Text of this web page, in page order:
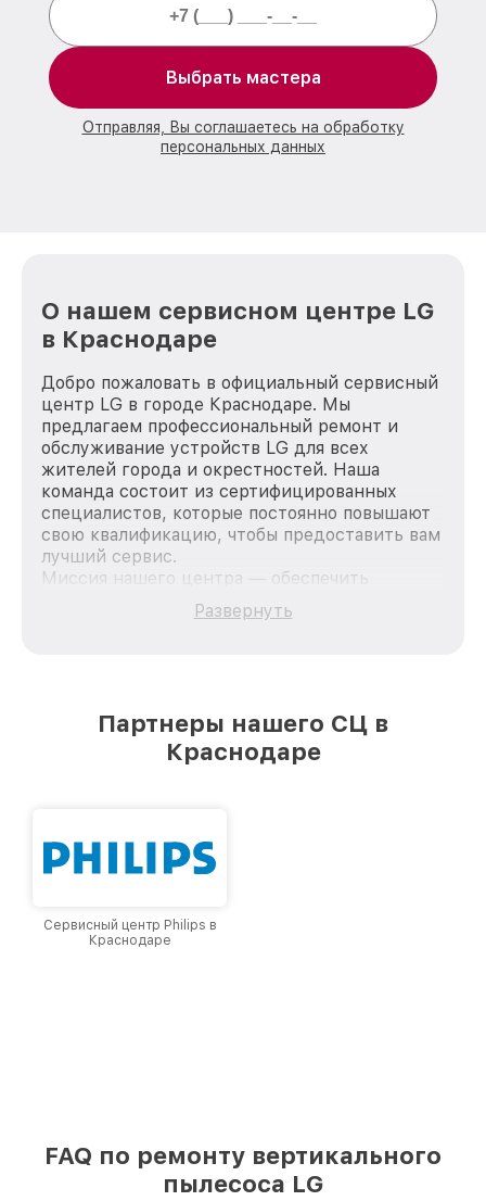
Выбрать мастера
Отправляя, Вы соглашаетесь на обработку
персональных данных
О нашем сервисном центре LG
в Краснодаре
Добро пожаловать в официальный сервисный
центр LG в городе Краснодаре. Мы
предлагаем профессиональный ремонт и
обслуживание устройств LG для всех
жителей города и окрестностей. Наша
команда состоит из сертифицированных
специалистов, которые постоянно повышают
свою квалификацию, чтобы предоставить вам
лучший сервис.
Миссия нашего центра — обеспечить
качественный и доступный ремонт для
каждого пользователя продукции LG, вне
лучшим сервисным центром LG в городе
Краснодаре, постоянно повышая уровень
Развернуть
Партнеры нашего СЦ в
Краснодаре
Сервисный центр Philips в
Краснодаре
FAQ по ремонту вертикального
пылесоса LG